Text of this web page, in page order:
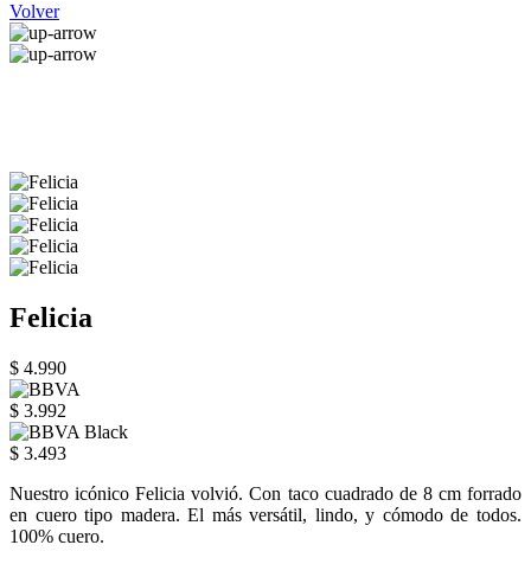
Volver
Felicia
$ 4.990
$ 3.992
$ 3.493
Nuestro icónico Felicia volvió. Con taco cuadrado de 8 cm forrado
en cuero tipo madera. El más versátil, lindo, y cómodo de todos.
100% cuero.